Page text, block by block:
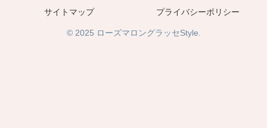
サイトマップ プライバシーポリシー
© 2025 ローズマロングラッセStyle.